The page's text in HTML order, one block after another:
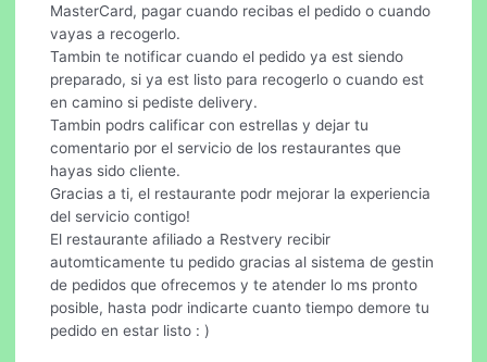
MasterCard, pagar cuando recibas el pedido o cuando
vayas a recogerlo.
Tambin te notificar cuando el pedido ya est siendo
preparado, si ya est listo para recogerlo o cuando est
en camino si pediste delivery.
Tambin podrs calificar con estrellas y dejar tu
comentario por el servicio de los restaurantes que
hayas sido cliente.
Gracias a ti, el restaurante podr mejorar la experiencia
del servicio contigo!
El restaurante afiliado a Restvery recibir
automticamente tu pedido gracias al sistema de gestin
de pedidos que ofrecemos y te atender lo ms pronto
posible, hasta podr indicarte cuanto tiempo demore tu
pedido en estar listo : )